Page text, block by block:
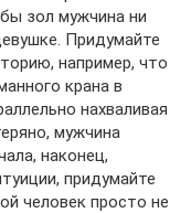
зол мужчина ни
Придумайте
например, что
крана в
нахваливая
мужчина
наконец,
придумайте
человек просто не